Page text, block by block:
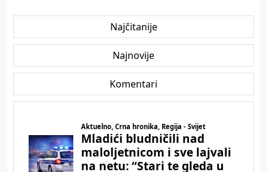
Najčitanije
Najnovije
Komentari